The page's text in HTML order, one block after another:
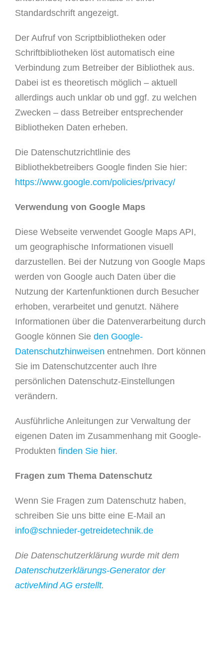
Standardschrift angezeigt.
Der Aufruf von Scriptbibliotheken oder
Schriftbibliotheken löst automatisch eine
Verbindung zum Betreiber der Bibliothek aus.
Dabei ist es theoretisch möglich – aktuell
allerdings auch unklar ob und ggf. zu welchen
Zwecken – dass Betreiber entsprechender
Bibliotheken Daten erheben.
Die Datenschutzrichtlinie des
Bibliothekbetreibers Google finden Sie hier:
https://www.google.com/policies/privacy/
Verwendung von Google Maps
Diese Webseite verwendet Google Maps API,
um geographische Informationen visuell
darzustellen. Bei der Nutzung von Google Maps
werden von Google auch Daten über die
Nutzung der Kartenfunktionen durch Besucher
erhoben, verarbeitet und genutzt. Nähere
Informationen über die Datenverarbeitung durch
Google können Sie den Google-
Datenschutzhinweisen entnehmen. Dort können
Sie im Datenschutzcenter auch Ihre
persönlichen Datenschutz-Einstellungen
verändern.
Ausführliche Anleitungen zur Verwaltung der
eigenen Daten im Zusammenhang mit Google-
Produkten finden Sie hier.
Fragen zum Thema Datenschutz
Wenn Sie Fragen zum Datenschutz haben,
schreiben Sie uns bitte eine E-Mail an
info@schnieder-getreidetechnik.de
Die Datenschutzerklärung wurde mit dem
Datenschutzerklärungs-Generator der
activeMind AG erstellt.